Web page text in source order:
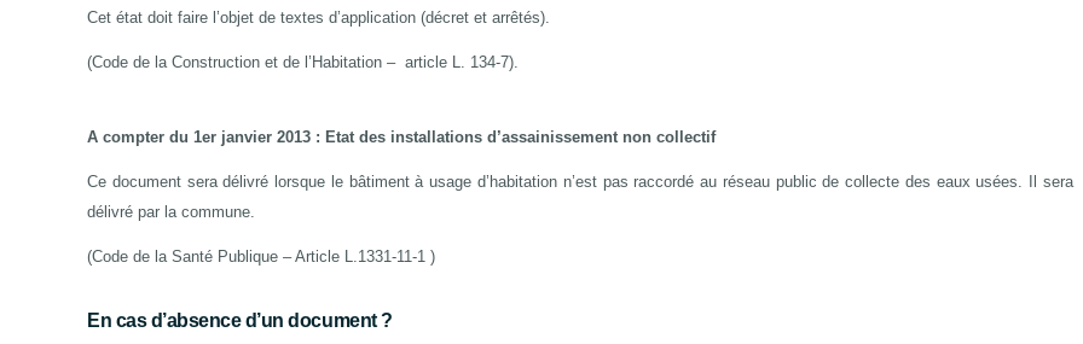
Cet état doit faire l’objet de textes d’application (décret et arrêtés).
(Code de la Construction et de l’Habitation – article L. 134-7).
A compter du 1er janvier 2013 : Etat des installations d’assainissement non collectif
Ce document sera délivré lorsque le bâtiment à usage d’habitation n’est pas raccordé au réseau public de collecte des eaux usées. Il sera
délivré par la commune.
(Code de la Santé Publique – Article L.1331-11-1 )
En cas d’absence d’un document ?